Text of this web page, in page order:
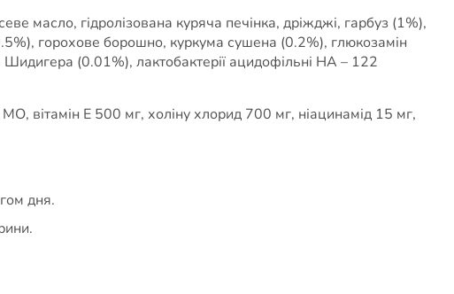
масло, гідролізована куряча печінка, дріжджі, гарбуз (1%),
горохове борошно, куркума сушена (0.2%), глюкозамін
(0.01%), лактобактерії ацидофільні НА – 122
вітамін Е 500 мг, холіну хлорид 700 мг, ніацинамід 15 мг,
дня.